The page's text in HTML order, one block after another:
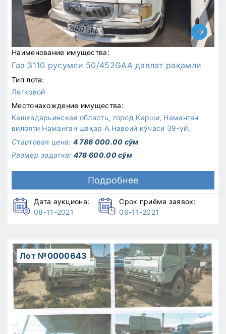
Наименование имущества:
Газ 3110 русумли 50/452GAA давлат рақамли
Тип лота:
Легковой
Местонахождение имущества:
Кашкадарьинская область, город Карши, Наманган
вилояти Наманган шаҳар А.Навоий кўчаси 39-уй.
Стартовая цена: 4 786 000.00 сўм
Размер задатка: 478 600.00 сўм
Подробнее
Дата аукциона:
08-11-2021
Срок приёма заявок:
06-11-2021
Лот №0000643